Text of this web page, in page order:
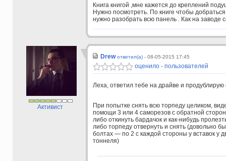
Книга книгой ,мне кажется до креплений
Нужно посмотреть. По книге чтобы
нужно разобрать всю панель . Как на заводе
Активист
Drew ответил(а) - 08-05-2015 17:45
оценило - пользователей
Леха, ответил тебе на драйве и
При попытке снять всю торпеду целиком,
помощи 3 или 4 саморезов с обратной
либо откинуть бардачок и как-нибудь
либо торпеду отвернуть и снять (довольно
болтах — по 2 с каждой стороны у вставок у
тоннеля)